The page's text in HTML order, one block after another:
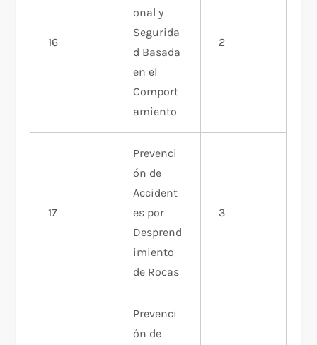
16
onal y
Segurida
d Basada
en el
Comport
amiento
2
17
Prevenci
ón de
Accident
es por
Desprend
imiento
de Rocas
3
Prevenci
ón de